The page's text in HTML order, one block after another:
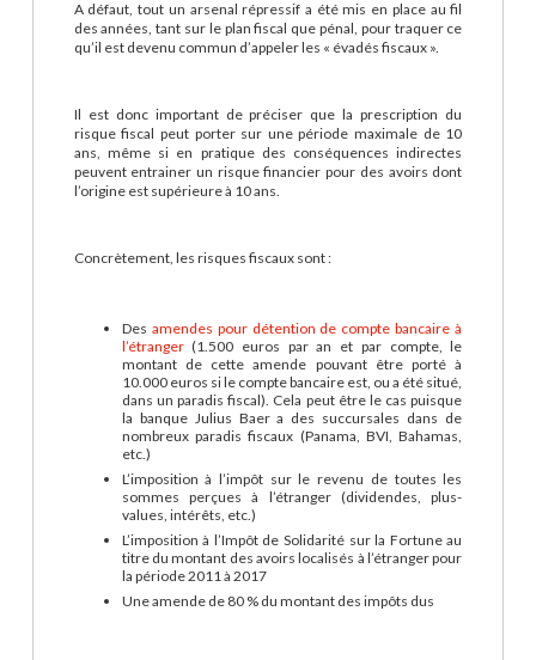
A défaut, tout un arsenal répressif a été mis en place au fil
des années, tant sur le plan fiscal que pénal, pour traquer ce
qu’il est devenu commun d’appeler les « évadés fiscaux ».
Il est donc important de préciser que la prescription du
risque fiscal peut porter sur une période maximale de 10
ans, même si en pratique des conséquences indirectes
peuvent entrainer un risque financier pour des avoirs dont
l’origine est supérieure à 10 ans.
Concrètement, les risques fiscaux sont :
Des amendes pour détention de compte bancaire à
l’étranger(1.500 euros par an et par compte, le
montant de cette amende pouvant être porté à
10.000 euros si le compte bancaire est, ou a été situé,
dans un paradis fiscal). Cela peut être le cas puisque
la banque Julius Baer a des succursales dans de
nombreux paradis fiscaux (Panama, BVI, Bahamas,
etc.)
L’imposition à l’impôt sur le revenu de toutes les
sommes perçues à l’étranger (dividendes, plus-
values, intérêts, etc.)
L’imposition à l’Impôt de Solidarité sur la Fortune au
titre du montant des avoirs localisés à l’étranger pour
la période 2011 à 2017
Une amende de 80 % du montant des impôts dus